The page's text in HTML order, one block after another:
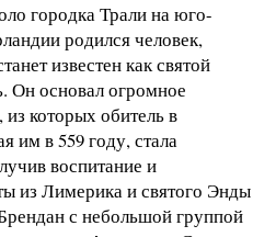
городка Трали на юго-
родился человек,
известен как святой
Он основал огромное
которых обитель в
им в 559 году, стала
воспитание и
из Лимерика и святого Энды
с небольшой группой